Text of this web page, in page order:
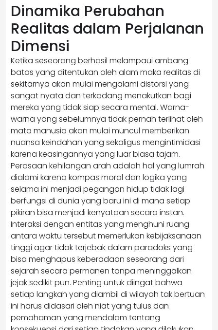
Dinamika Perubahan
Realitas dalam Perjalanan
Dimensi
Ketika seseorang berhasil melampaui ambang
batas yang ditentukan oleh alam maka realitas di
sekitarnya akan mulai mengalami distorsi yang
sangat nyata dan terkadang menakutkan bagi
mereka yang tidak siap secara mental. Warna-
warna yang sebelumnya tidak pernah terlihat oleh
mata manusia akan mulai muncul memberikan
nuansa keindahan yang sekaligus mengintimidasi
karena keasingannya yang luar biasa tajam.
Perasaan kehilangan arah adalah hal yang lumrah
dialami karena kompas moral dan logika yang
selama ini menjadi pegangan hidup tidak lagi
berfungsi di dunia yang baru ini di mana setiap
pikiran bisa menjadi kenyataan secara instan.
Interaksi dengan entitas yang menghuni ruang
antara waktu tersebut memerlukan kebijaksanaan
tinggi agar tidak terjebak dalam paradoks yang
bisa menghapus keberadaan seseorang dari
sejarah secara permanen tanpa meninggalkan
jejak sedikit pun. Penting untuk diingat bahwa
setiap langkah yang diambil di wilayah tak bertuan
ini harus didasari oleh niat yang tulus dan
pemahaman yang mendalam tentang